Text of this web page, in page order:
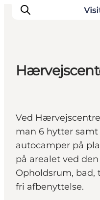
Planlæg dit
Inspiration
Ved
man 6 hytter
autocamper på
på arealet ved
Opholdsrum, bad,
fri afbenyttelse.